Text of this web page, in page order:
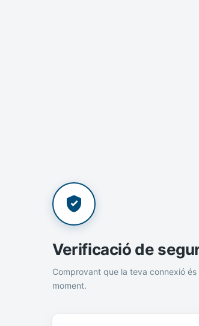
Verificació de
Comprovant que la teva connexió és
moment.